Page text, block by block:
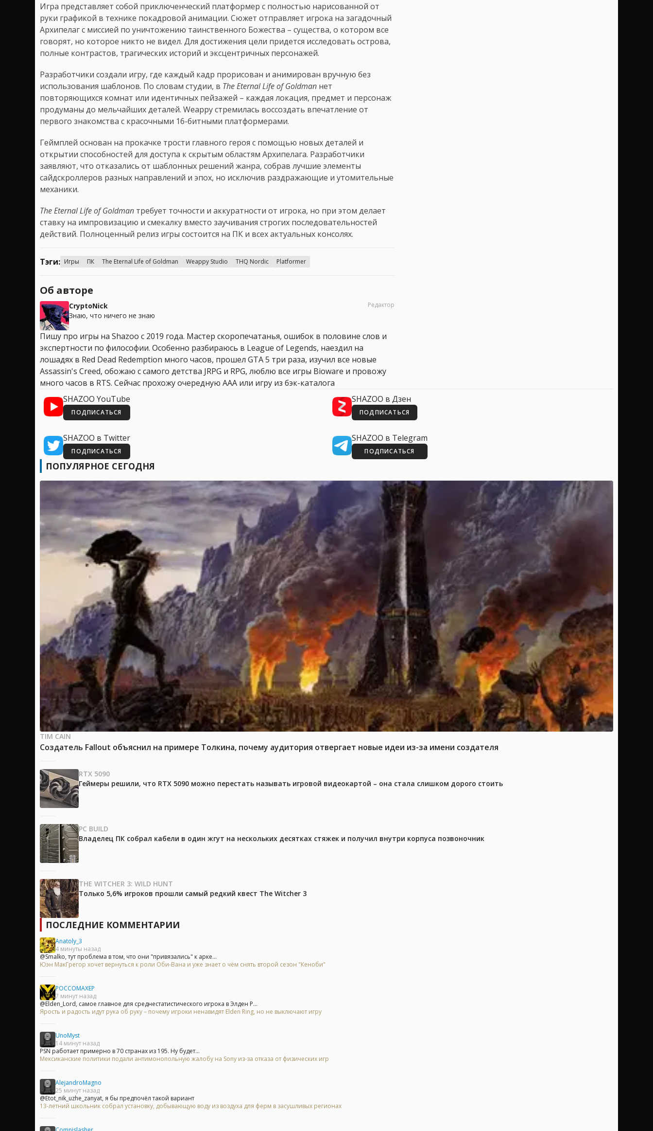
Игра представляет собой приключенческий платформер с полностью нарисованной от
руки графикой в технике покадровой анимации. Сюжет отправляет игрока на загадочный
Архипелаг с миссией по уничтожению таинственного Божества – существа, о котором все
говорят, но которое никто не видел. Для достижения цели придется исследовать острова,
полные контрастов, трагических историй и эксцентричных персонажей.
Разработчики создали игру, где каждый кадр прорисован и анимирован вручную без
использования шаблонов. По словам студии, в The Eternal Life of Goldman нет
повторяющихся комнат или идентичных пейзажей – каждая локация, предмет и персонаж
продуманы до мельчайших деталей. Weappy стремилась воссоздать впечатление от
первого знакомства с красочными 16-битными платформерами.
Геймплей основан на прокачке трости главного героя с помощью новых деталей и
открытии способностей для доступа к скрытым областям Архипелага. Разработчики
заявляют, что отказались от шаблонных решений жанра, собрав лучшие элементы
сайдскроллеров разных направлений и эпох, но исключив раздражающие и утомительные
механики.
The Eternal Life of Goldman требует точности и аккуратности от игрока, но при этом делает
ставку на импровизацию и смекалку вместо заучивания строгих последовательностей
действий. Полноценный релиз игры состоится на ПК и всех актуальных консолях.
Тэги: Игры ПК The Eternal Life of Goldman Weappy Studio THQ Nordic Platformer
Об авторе
CryptoNick
Знаю, что ничего не знаю
Редактор
Пишу про игры на Shazoo с 2019 года. Мастер скоропечатанья, ошибок в половине слов и
экспертности по философии. Особенно разбираюсь в League of Legends, наездил на
лошадях в Red Dead Redemption много часов, прошел GTA 5 три раза, изучил все новые
Assassin's Creed, обожаю с самого детства JRPG и RPG, люблю все игры Bioware и провожу
много часов в RTS. Сейчас прохожу очередную AAA или игру из бэк-каталога
SHAZOO YouTube
ПОДПИСАТЬСЯ
SHAZOO в Дзен
ПОДПИСАТЬСЯ
SHAZOO в Twitter
ПОДПИСАТЬСЯ
SHAZOO в Telegram
ПОДПИСАТЬСЯ
ПОПУЛЯРНОЕ СЕГОДНЯ
TIM CAIN
Создатель Fallout объяснил на примере Толкина, почему аудитория отвергает новые идеи из-за имени создателя
RTX 5090
Геймеры решили, что RTX 5090 можно перестать называть игровой видеокартой – она стала слишком дорого стоить
PC BUILD
Владелец ПК собрал кабели в один жгут на нескольких десятках стяжек и получил внутри корпуса позвоночник
THE WITCHER 3: WILD HUNT
Только 5,6% игроков прошли самый редкий квест The Witcher 3
ПОСЛЕДНИЕ КОММЕНТАРИИ
Anatoly_3
4 минуты назад
@Smalko, тут проблема в том, что они "привязались" к арке...
Юэн МакГрегор хочет вернуться к роли Оби-Вана и уже знает о чём снять второй сезон "Кеноби"
POCCOMAXEP
7 минут назад
@Elden_Lord, самое главное для среднестатистического игрока в Элден Р...
Ярость и радость идут рука об руку – почему игроки ненавидят Elden Ring, но не выключают игру
UnoMyst
14 минут назад
PSN работает примерно в 70 странах из 195. Ну будет...
Мексиканские политики подали антимонопольную жалобу на Sony из-за отказа от физических игр
AlejandroMagno
25 минут назад
@Etot_nik_uzhe_zanyat, я бы предпочёл такой вариант
13-летний школьник собрал установку, добывающую воду из воздуха для ферм в засушливых регионах